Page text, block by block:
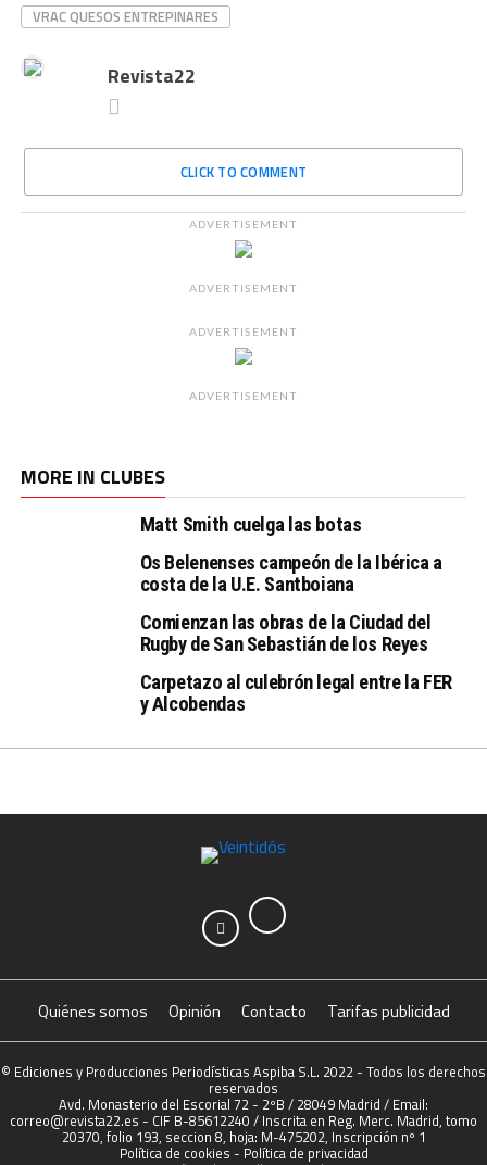
VRAC QUESOS ENTREPINARES
Revista22
CLICK TO COMMENT
ADVERTISEMENT
ADVERTISEMENT
ADVERTISEMENT
ADVERTISEMENT
MORE IN CLUBES
Matt Smith cuelga las botas
Os Belenenses campeón de la Ibérica a
costa de la U.E. Santboiana
Comienzan las obras de la Ciudad del
Rugby de San Sebastián de los Reyes
Carpetazo al culebrón legal entre la FER
y Alcobendas
Quiénes somos Opinión Contacto Tarifas publicidad
© Ediciones y Producciones Periodísticas Aspiba S.L. 2022 - Todos los derechos
reservados
Avd. Monasterio del Escorial 72 - 2ºB / 28049 Madrid / Email:
correo@revista22.es - CIF B-85612240 / Inscrita en Reg. Merc. Madrid, tomo
20370, folio 193, seccion 8, hoja: M-475202, Inscripción nº 1
Política de cookies - Política de privacidad